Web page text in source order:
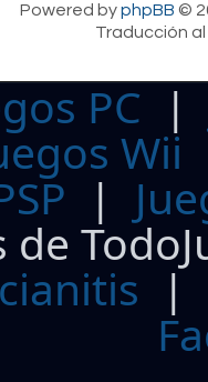
Powered byphpBB ©
Traducción
PC
Wii
|
de
|